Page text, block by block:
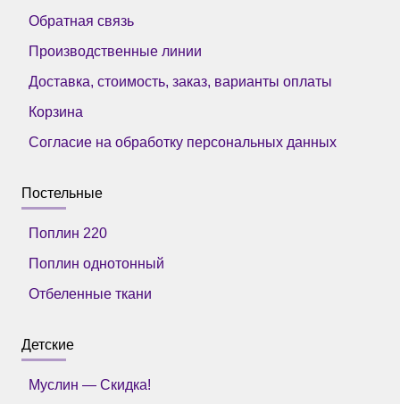
Обратная связь
Производственные линии
Доставка, стоимость, заказ, варианты оплаты
Корзина
Согласие на обработку персональных данных
Постельные
Поплин 220
Поплин однотонный
Отбеленные ткани
Детские
Муслин — Скидка!